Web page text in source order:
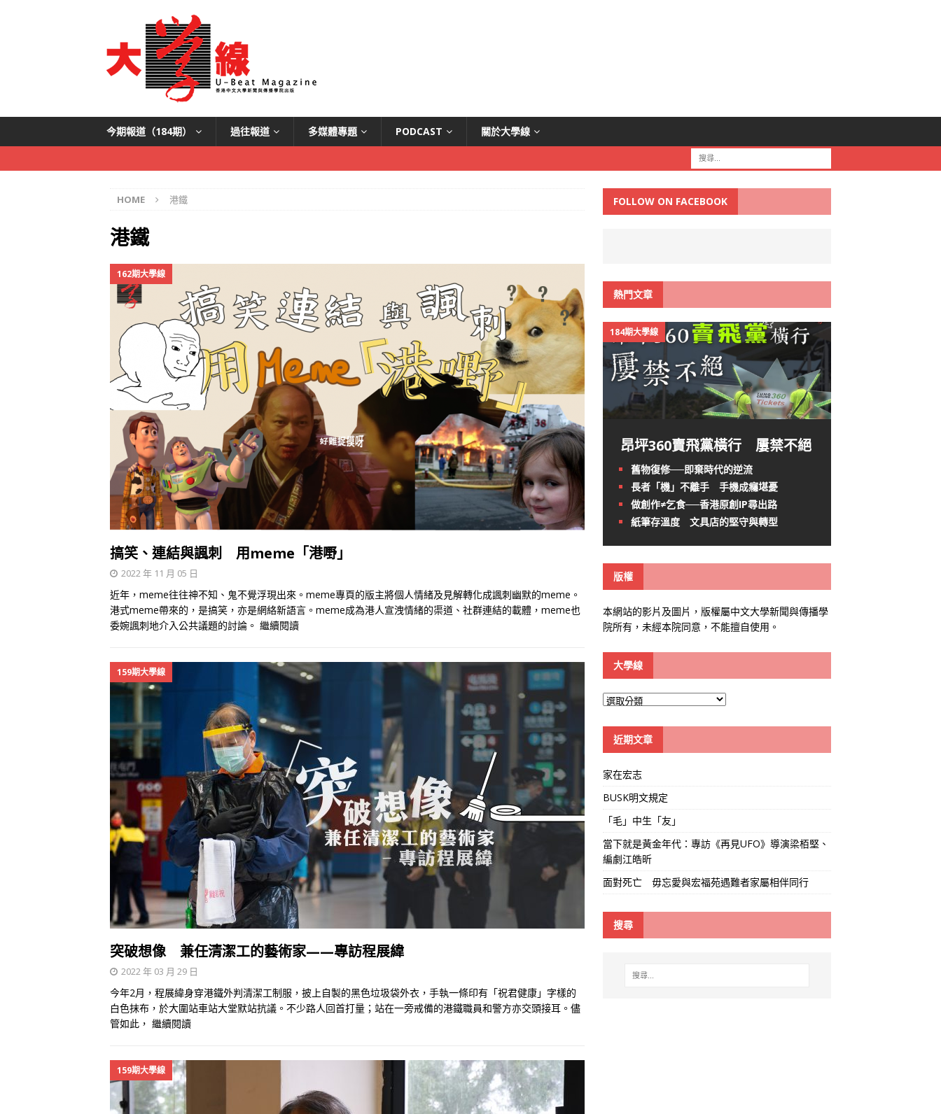
今期報道（184期） 過往報道 多媒體專題 PODCAST 關於大學線
HOME 港鐵
港鐵
162期大學線
搞笑、連結與諷刺 用meme「港嘢」
2022 年 11 月 05 日
近年，meme往往神不知、鬼不覺浮現出來。meme專頁的版主將個人情緒及見解轉化成諷刺幽默的meme。
港式meme帶來的，是搞笑，亦是網絡新語言。meme成為港人宣洩情緒的渠道、社群連結的載體，meme也
委婉諷刺地介入公共議題的討論。 繼續閱讀
159期大學線
突破想像 兼任清潔工的藝術家——專訪程展緯
2022 年 03 月 29 日
今年2月，程展緯身穿港鐵外判清潔工制服，披上自製的黑色垃圾袋外衣，手執一條印有「祝君健康」字樣的
白色抹布，於大圍站車站大堂默站抗議。不少路人回首打量；站在一旁戒備的港鐵職員和警方亦交頭接耳。儘
管如此， 繼續閱讀
159期大學線
FOLLOW ON FACEBOOK
熱門文章
184期大學線
昂坪360賣飛黨橫行 屢禁不絕
舊物復修──即棄時代的逆流
長者「機」不離手 手機成癮堪憂
做創作≠乞食──香港原創IP尋出路
紙筆存溫度 文具店的堅守與轉型
版權
本網站的影片及圖片，版權屬中文大學新聞與傳播學
院所有，未經本院同意，不能擅自使用。
大學線
大
線
近期文章
家在宏志
BUSK明文規定
「毛」中生「友」
當下就是黃金年代：專訪《再見UFO》導演梁栢堅、
編劇江皓昕
面對死亡 毋忘愛與宏福苑遇難者家屬相伴同行
搜尋